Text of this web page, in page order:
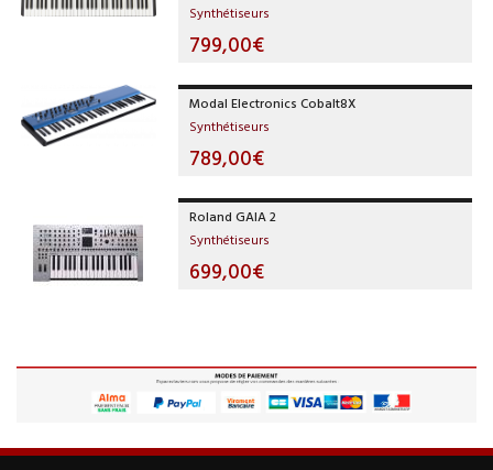
Synthétiseurs
799,00€
Modal Electronics Cobalt8X
Synthétiseurs
789,00€
Roland GAIA 2
Synthétiseurs
699,00€